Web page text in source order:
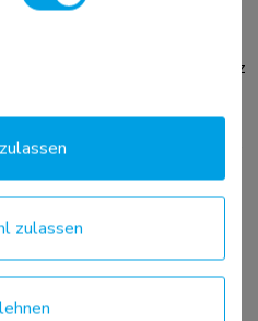
zu halten. Durch eine
Nacken- und
werden. Ideal für den Einsatz
einem Empfangsbereich.
eignet sich für Bildschirme
Produkts ist für Bildschirme
geeignet für Bildschirme mit
Lochmuster. Verschiedene
Verwendung von
abgedeckt werden. Das
ist im Lieferumfang
zulassen